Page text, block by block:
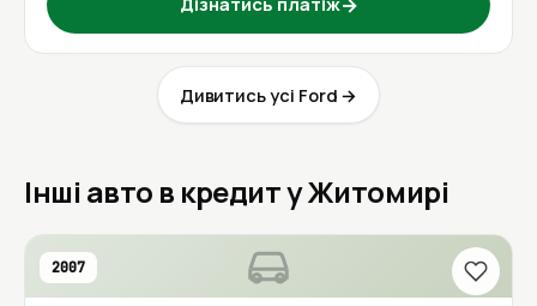
Дивитись усі Ford →
Інші авто в кредит у Житомирі
2007